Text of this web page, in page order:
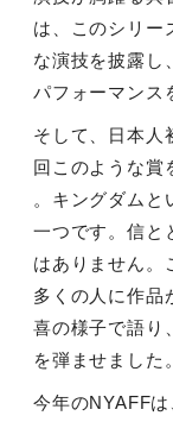
は、このシリー
な演技を披露し
パフォーマンス
そして、日本人
回このような賞
。キングダムと
一つです。信と
はありません。
多くの人に作品
喜の様子で語り
を弾ませました。
今年のNYAFF